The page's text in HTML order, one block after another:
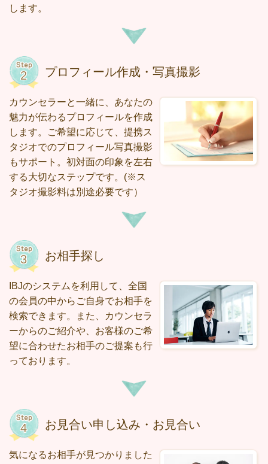
します。
プロフィール作成・写真撮影
カウンセラーと一緒に、あなたの
魅力が伝わるプロフィールを作成
します。ご希望に応じて、提携ス
タジオでのプロフィール写真撮影
もサポート。初対面の印象を左右
する大切なステップです。 (※ス
タジオ撮影料は別途必要です）
お相手探し
IBJのシステムを利用して、全国
の会員の中からご自身でお相手を
検索できます。また、カウンセラ
ーからのご紹介や、お客様のご希
望に合わせたお相手のご提案も行
っております。
お見合い申し込み・お見合い
気になるお相手が見つかりました